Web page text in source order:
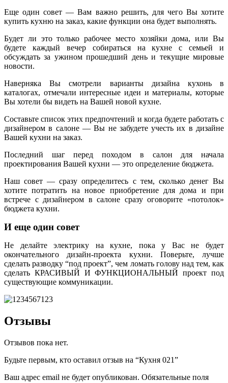
Еще один совет — Вам важно решить, для чего Вы хотите
купить кухню на заказ, какие функции она будет выполнять.
Будет ли это только рабочее место хозяйки дома, или Вы
будете каждый вечер собираться на кухне с семьей и
обсуждать за ужином прошедший день и текущие мировые
новости.
Наверняка Вы смотрели варианты дизайна кухонь в
каталогах, отмечали интересные идеи и материалы, которые
Вы хотели бы видеть на Вашей новой кухне.
Составьте список этих предпочтений и когда будете работать с
дизайнером в салоне — Вы не забудете учесть их в дизайне
Вашей кухни на заказ.
Последний шаг перед походом в салон для начала
проектирования Вашей кухни — это определение бюджета.
Наш совет — сразу определитесь с тем, сколько денег Вы
хотите потратить на новое приобретение для дома и при
встрече с дизайнером в салоне сразу оговорите «потолок»
бюджета кухни.
И еще один совет
Не делайте электрику на кухне, пока у Вас не будет
окончательного дизайн-проекта кухни. Поверьте, лучше
сделать разводку “под проект”, чем ломать голову над тем, как
сделать КРАСИВЫЙ И ФУНКЦИОНАЛЬНЫЙ проект под
существующие коммуникации.
Отзывы
Отзывов пока нет.
Будьте первым, кто оставил отзыв на “Кухня 021”
Ваш адрес email не будет опубликован. Обязательные поля